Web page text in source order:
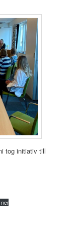
tog initiativ till